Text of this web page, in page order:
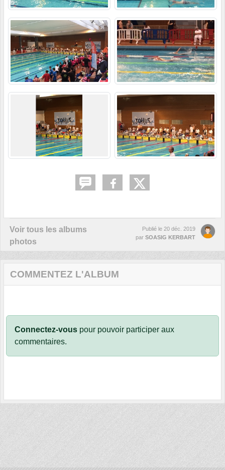
Voir tous les albums
photos
Publié le 20 déc. 2019
par SOASIG KERBART
COMMENTEZ L'ALBUM
Connectez-vous pour pouvoir participer aux
commentaires.